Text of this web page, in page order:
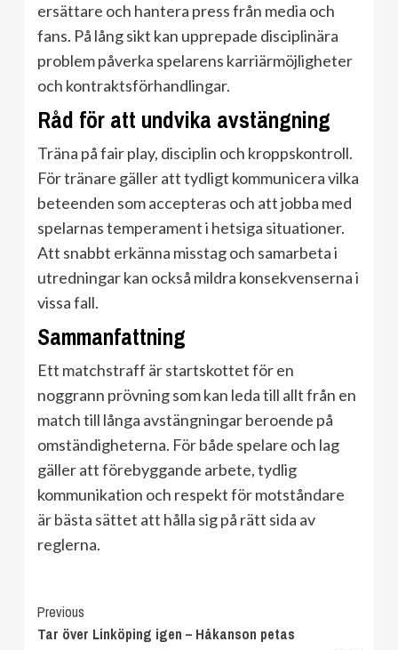
ersättare och hantera press från media och
fans. På lång sikt kan upprepade disciplinära
problem påverka spelarens karriärmöjligheter
och kontraktsförhandlingar.
Råd för att undvika avstängning
Träna på fair play, disciplin och kroppskontroll.
För tränare gäller att tydligt kommunicera vilka
beteenden som accepteras och att jobba med
spelarnas temperament i hetsiga situationer.
Att snabbt erkänna misstag och samarbeta i
utredningar kan också mildra konsekvenserna i
vissa fall.
Sammanfattning
Ett matchstraff är startskottet för en
noggrann prövning som kan leda till allt från en
match till långa avstängningar beroende på
omständigheterna. För både spelare och lag
gäller att förebyggande arbete, tydlig
kommunikation och respekt för motståndare
är bästa sättet att hålla sig på rätt sida av
reglerna.
Continue
Reading
Previous
Tar över Linköping igen – Håkanson petas